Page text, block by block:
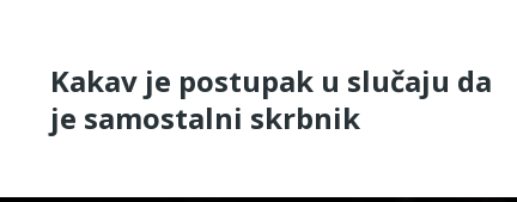
Kakav je postupak u slučaju da
je samostalni skrbnik